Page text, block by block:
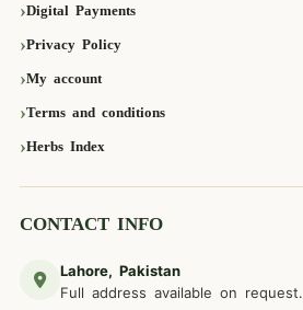
Digital Payments
Privacy Policy
My account
Terms and conditions
Herbs Index
CONTACT INFO
Lahore, Pakistan
Full address available on request.